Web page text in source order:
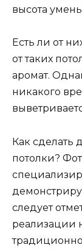
высота
Есть ли от
от таких
аромат.
никакого
Как сделать
потолки?
следует
реализации